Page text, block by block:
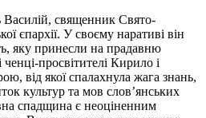
Василій, священник Свято-
єпархії. У своєму наративі він
яку принесли на прадавню
просвітителі Кирило і
від якої спалахнула жага знань,
культур та мов слов’янських
спадщина є неоціненним